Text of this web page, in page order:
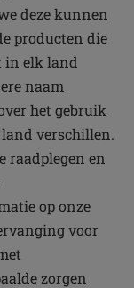
deze kunnen
producten die
in elk land
naam
het gebruik
verschillen.
raadplegen en
op onze
voor
zorgen